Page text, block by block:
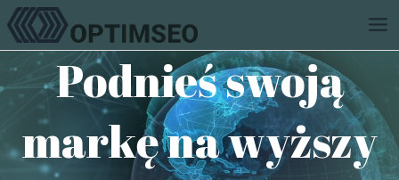
Podnieś swoją
markę na wyższy